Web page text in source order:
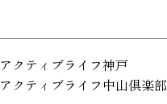
アクティブライフ神戸
アクティブライフ中山倶楽部